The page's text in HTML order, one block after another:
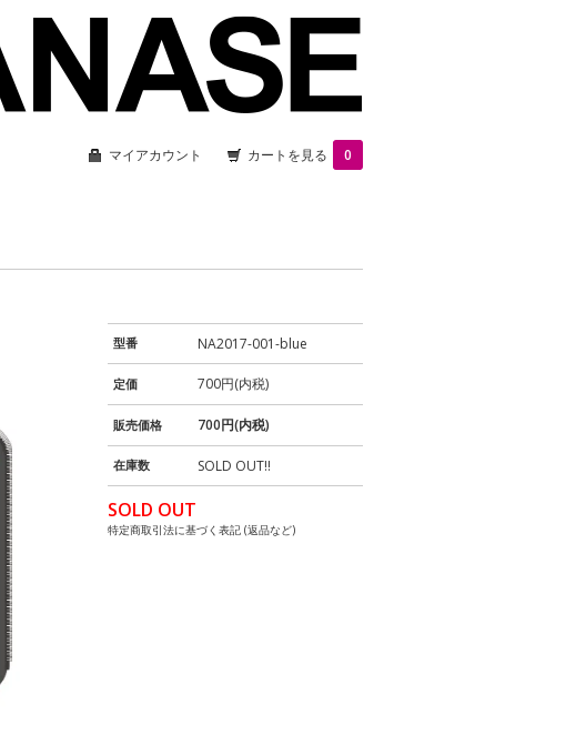
マイアカウント カートを見る 0
型番 NA2017-001-blue
定価 700円(内税)
販売価格 700円(内税)
在庫数 SOLD OUT!!
SOLD OUT
特定商取引法に基づく表記 (返品など)